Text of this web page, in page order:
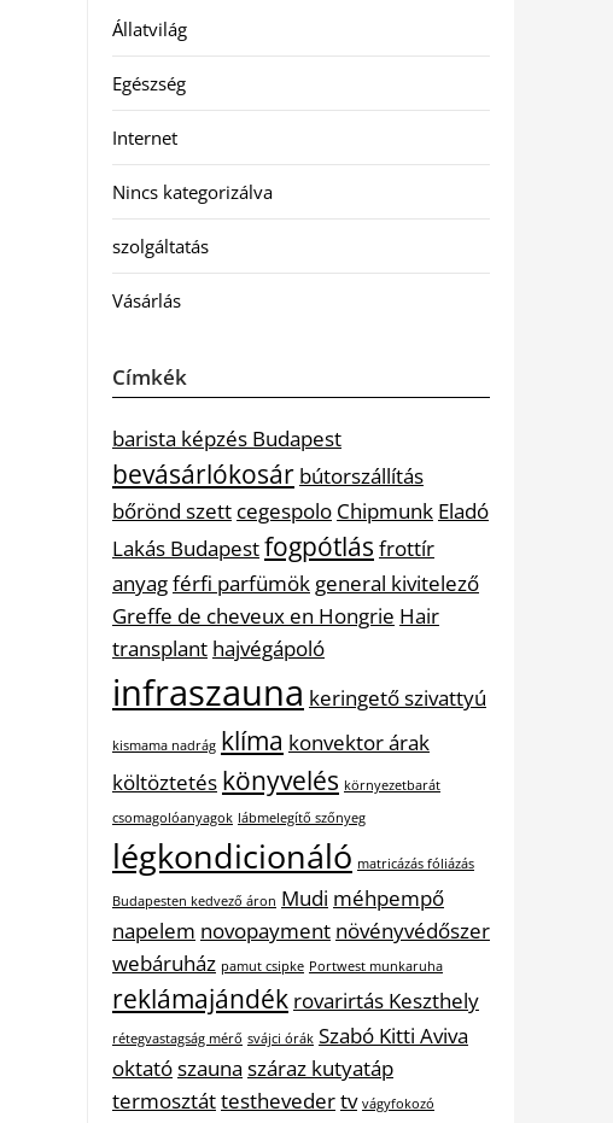
Állatvilág
Egészség
Internet
Nincs kategorizálva
szolgáltatás
Vásárlás
Címkék
barista képzés Budapest
bevásárlókosár bútorszállítás
bőrönd szett cegespolo Chipmunk Eladó
Lakás Budapestfogpótlás frottír
anyagférfi parfümök general kivitelező
Greffe de cheveux en Hongrie Hair
transplant hajvégápoló
infraszauna keringető szivattyú
kismama nadrág klíma konvektor árak
költöztetés könyvelés környezetbarát
csomagolóanyagok lábmelegítő szőnyeg
légkondicionáló matricázás fóliázás
Budapesten kedvező áron Mudi méhpempő
napelem novopayment növényvédőszer
webáruház pamut csipke Portwest munkaruha
reklámajándék rovarirtás Keszthely
rétegvastagság mérő svájci órák Szabó Kitti Aviva
oktatószauna száraz kutyatáp
termosztáttesthevedertv vágyfokozó